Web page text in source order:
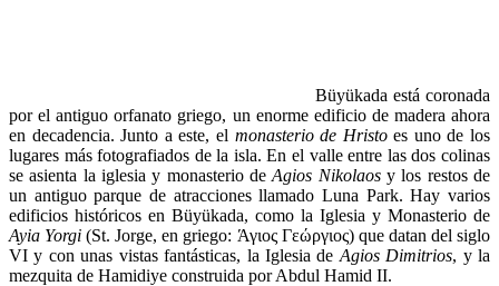
Büyükada está coronada
por el antiguo orfanato griego, un enorme edificio de madera ahora
en decadencia. Junto a este, el monasterio de Hristoes uno de los
lugares más fotografiados de la isla. En el valle entre las dos colinas
se asienta la iglesia y monasterio deAgios Nikolaosy los restos de
un antiguo parque de atracciones llamado Luna Park. Hay varios
edificios históricos en Büyükada, como la Iglesia y Monasterio de
Ayia Yorgi (St. Jorge, en griego: Άγιος Γεώργιος) que datan del siglo
VI y con unas vistas fantásticas, la Iglesia de Agios Dimitrios, y la
mezquita de Hamidiye construida por Abdul Hamid II.